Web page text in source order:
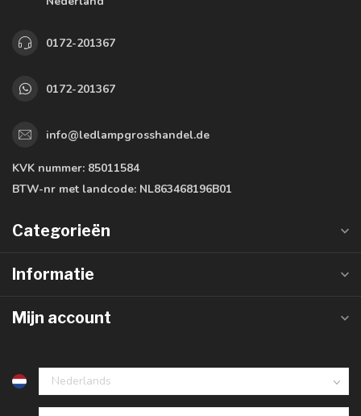
0172-201367
0172-201367
info@ledlampgrosshandel.de
KVK nummer: 85011584
BTW-nr met landcode: NL863468196B01
Categorieën
Informatie
Mijn account